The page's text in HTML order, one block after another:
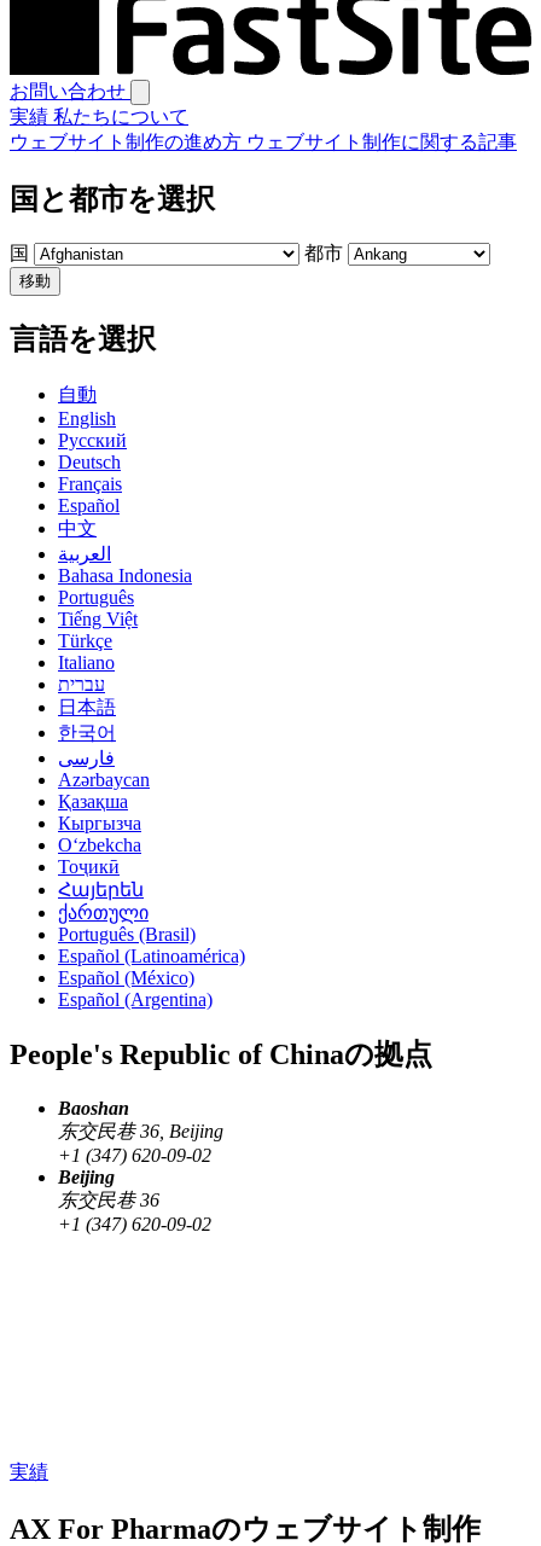
お問い合わせ
実績 私たちについて
ウェブサイト制作の進め方 ウェブサイト制作に関する記事
国と都市を選択
国 都市
移動
言語を選択
自動
English
Русский
Deutsch
Français
Español
中文
العربية
Bahasa Indonesia
Português
Tiếng Việt
Türkçe
Italiano
עברית
日本語
한국어
فارسی
Azərbaycan
Қазақша
Кыргызча
Oʻzbekcha
Тоҷикӣ
Հայերեն
ქართული
Português (Brasil)
Español (Latinoamérica)
Español (México)
Español (Argentina)
People's Republic of Chinaの拠点
Baoshan
东交民巷 36, Beijing
+1 (347) 620-09-02
Beijing
东交民巷 36
+1 (347) 620-09-02
実績
AX For Pharmaのウェブサイト制作